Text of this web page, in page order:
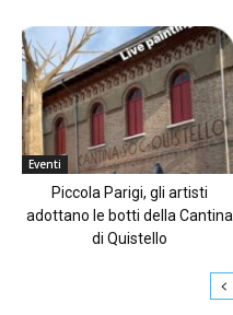
Eventi
Piccola Parigi, gli artisti
adottano le botti della Cantina
di Quistello